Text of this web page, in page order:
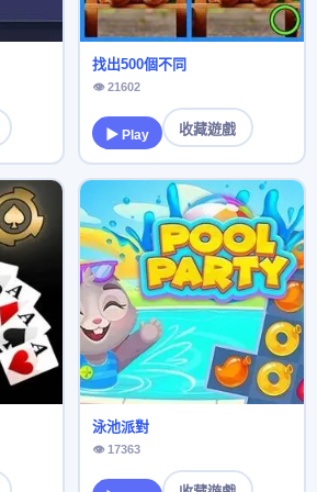
找出500個不同
👁 21602
▶ Play 收藏遊戲
泳池派對
👁 17363